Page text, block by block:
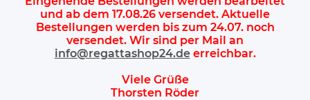
und ab dem 17.08.26 versendet. Aktuelle
Bestellungen werden bis zum 24.07.noch
versendet. Wir sind per Mail an
info@regattashop24.deerreichbar.
Viele Grüße
Thorsten Röder